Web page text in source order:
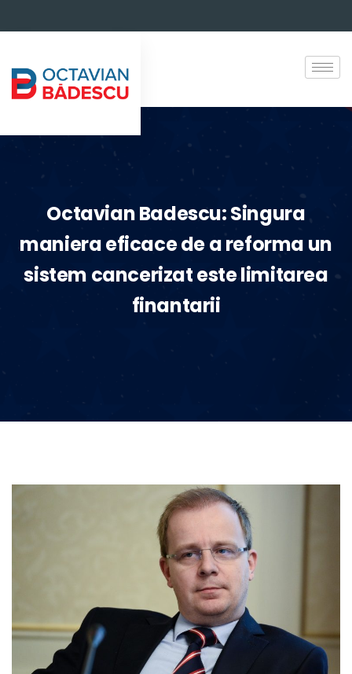
Octavian Badescu: Singura
maniera eficace de a reforma un
sistem cancerizat este limitarea
finantarii